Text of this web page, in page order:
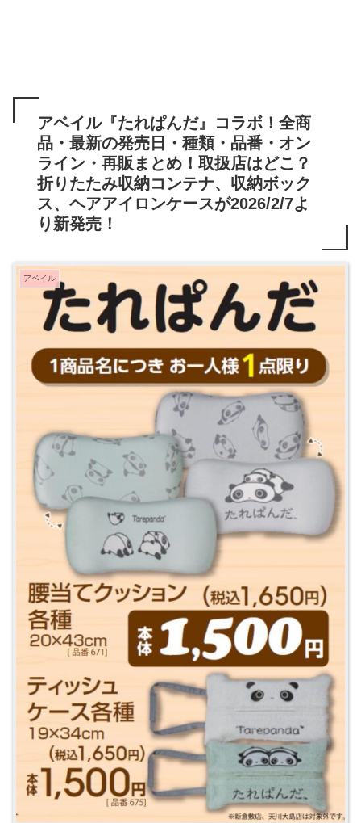
アベイル『たれぱんだ』コラボ！全商
品・最新の発売日・種類・品番・オン
ライン・再販まとめ！取扱店はどこ？
折りたたみ収納コンテナ、収納ボック
ス、ヘアアイロンケースが2026/2/7よ
り新発売！
アベイル